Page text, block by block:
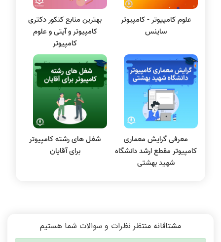
بلاکچین
پایگاه داده
الکترونیک دیجیتال
سیستم عامل
نظریه زبانها
سیگنال و سیستمها
علوم کامپیوتر - کامپیوتر
ساینس
بهترین منابع کنکور دکتری
کامپیوتر و آیتی و علوم
کامپیوتر
معرفی گرایش معماری
کامپیوتر مقطع ارشد دانشگاه
شهید بهشتی
شغل های رشته کامپیوتر
برای آقایان
مشتاقانه منتظر نظرات و سوالات شما هستیم